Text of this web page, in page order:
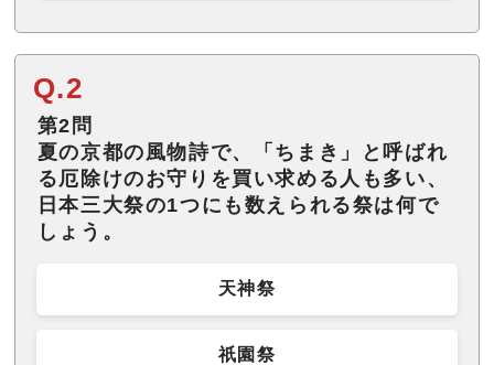
Q.2
第2問
夏の京都の風物詩で、「ちまき」と呼ばれ
る厄除けのお守りを買い求める人も多い、
日本三大祭の1つにも数えられる祭は何で
しょう。
天神祭
祇園祭